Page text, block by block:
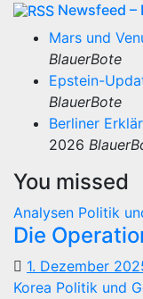
Newsfeed –
Mars und
BlauerBote
Epstein-
BlauerBote
Berliner
2026
You missed
Analysen Politik
Die
1. Dezember
Korea Politik und